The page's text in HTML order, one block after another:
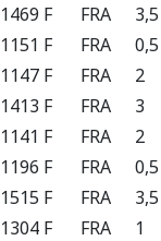
1469 F FRA 3,5
1151 F FRA 0,5
1147 F FRA 2
1413 F FRA 3
1141 F FRA 2
1196 F FRA 0,5
1515 F FRA 3,5
1304 F FRA 1